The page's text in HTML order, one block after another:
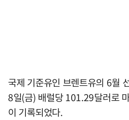
국제 기준유인 브렌트유의 6월
8일(금) 배럴당 101.29달러로
이 기록되었다.